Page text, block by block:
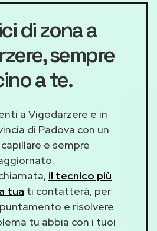
di zona a
, sempre
a te.
a Vigodarzere e in
di Padova con un
e sempre
il tecnico più
tua ti contatterà, per
e risolvere
tu abbia con i tuoi